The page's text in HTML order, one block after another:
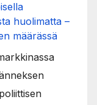
huolimatta –
määrässä